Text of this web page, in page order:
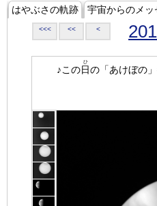
はやぶさの軌跡 宇宙からのメッ
<<< << <
♪この日
ひ
の「あけぼの」